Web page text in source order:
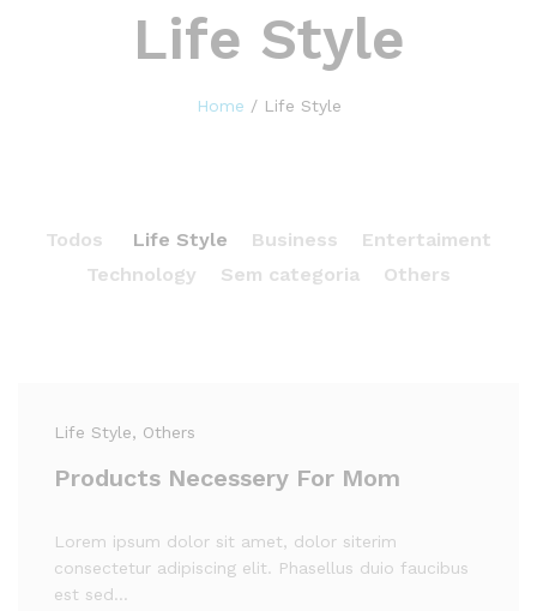
Life Style
Home / Life Style
Todos Life Style Business
Entertaiment
Technology
Sem categoria Others
Life Style, Others
Products Necessery For Mom
Lorem ipsum dolor sit amet, dolor siterim
consectetur adipiscing elit. Phasellus duio faucibus
est sed…